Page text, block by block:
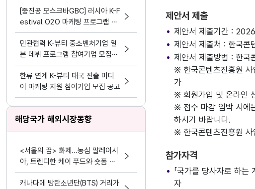
[중진공 모스크바GBC] 러시아 K-F
estival O2O 마케팅 프로그램 참
여기업 모집 공고(~8.19)
민관협력 K-뷰티 중소벤처기업 일
본 데뷔 프로그램 참여기업 모집공
고
한류 연계 K-뷰티 태국 진출 미디
어 마케팅 지원 참여기업 모집 공고
해당국가 해외시장동향
<서울의 꿈> 화제...농심 말레이시
아, 트렌디한 케이 푸드와 숏폼 마
케팅 결합
캐나다에 방탄소년단(BTS) 거리가
제안서 제출
제안서 제출기간 :
제안서 제출처 : 한국
제안서 제출방법 : 한국
※ 한국콘텐츠진흥원 사
가
※ 회원가입 및 온라인
※ 접수 마감 임박 시에
하시기 바랍니다.
※ 한국콘텐츠진흥원 사
참가자격
「국가를 당사자로 하
자